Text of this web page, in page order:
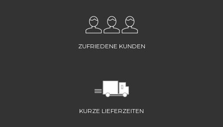
ZUFRIEDENE KUNDEN
KURZE LIEFERZEITEN